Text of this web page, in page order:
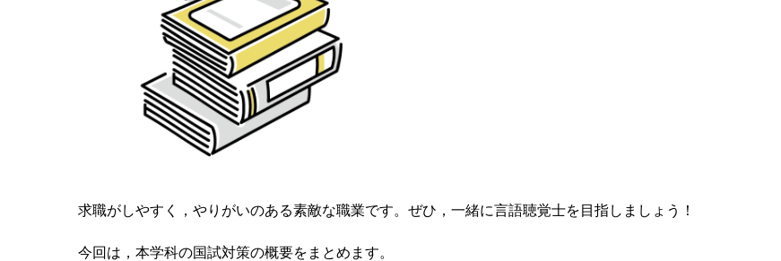
求職がしやすく，やりがいのある素敵な職業です。ぜひ，一緒に言語聴覚士を目指しましょう！
今回は，本学科の国試対策の概要をまとめます。